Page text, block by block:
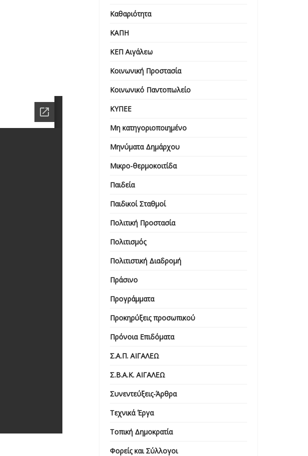
Καθαριότητα
ΚΑΠΗ
ΚΕΠ Αιγάλεω
Κοινωνική Προστασία
Κοινωνικό Παντοπωλείο
ΚΥΠΕΕ
Μη κατηγοριοποιημένο
Μηνύματα Δημάρχου
Μικρο-θερμοκοιτίδα
Παιδεία
Παιδικοί Σταθμοί
Πολιτική Προστασία
Πολιτισμός
Πολιτιστική Διαδρομή
Πράσινο
Προγράμματα
Προκηρύξεις προσωπικού
Πρόνοια Επιδόματα
Σ.Α.Π. ΑΙΓΑΛΕΩ
Σ.Β.Α.Κ. ΑΙΓΑΛΕΩ
Συνεντεύξεις-Άρθρα
Τεχνικά Έργα
Τοπική Δημοκρατία
Φορείς και Σύλλογοι